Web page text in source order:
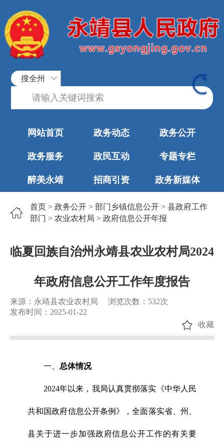
搜全州
网站首页 政务动态 政务公开
政务服务 政民互动 专题专栏
醉美永靖 招商引资 政务新媒体
首页 > 政务公开 > 部门乡镇信息公开 > 县政府工作
部门 > 农业农村局 > 政府信息公开年报
临夏回族自治州永靖县农业农村局2024
年政府信息公开工作年度报告
来源：永靖县农业农村局 浏览次数： 532次
发布时间：2025-01-22
收藏
一、 总体情况
2024年以来，我局认真贯彻落实《中华人民
共和国政府信息公开条例》，全面落实省、州、
县关于进一步加强政府信息公开工作的有关要